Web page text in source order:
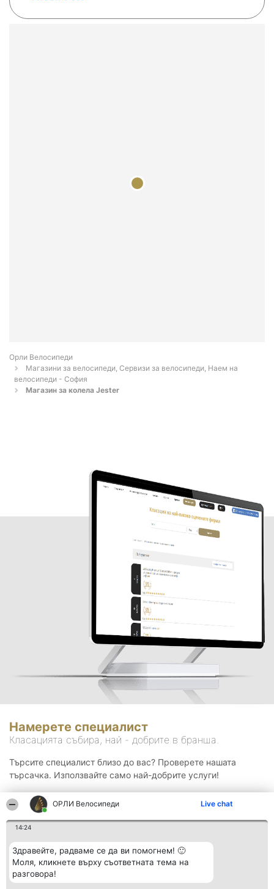
ОРЛИ Велосипеди Live chat
14:24
Здравейте, радваме се да ви помогнем! 🙂
Моля, кликнете върху съответната тема на
разговора!
Орли Велосипеди
Магазини за велосипеди, Сервизи за велосипеди, Наем на
велосипеди - София
Магазин за колела Jester
Намерете специалист
Класацията събира, най - добрите в бранша.
Търсите специалист близо до вас? Проверете нашата
търсачка. Използвайте само най-добрите услуги!